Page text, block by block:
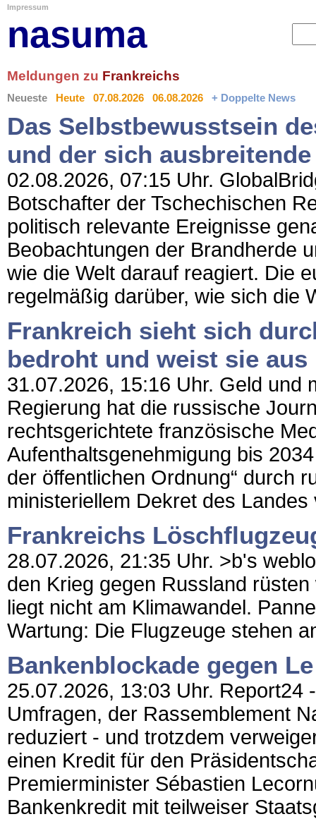
Impressum
nasuma
Meldungen zu Frankreichs
Neueste Heute 07.08.2026 06.08.2026 + Doppelte News
Das Selbstbewusstsein
und der sich
02.08.2026, 07:15 Uhr.
Botschafter der Tschechischen
politisch relevante Ereignisse
Beobachtungen der Brandherde
wie die Welt darauf reagiert. Die
regelmäßig darüber, wie sich die
Frankreich sieht sich
bedroht und weist sie aus
31.07.2026, 15:16 Uhr. Geld und
Regierung hat die russische
rechtsgerichtete französische
Aufenthaltsgenehmigung bis
der öffentlichen Ordnung“ durch
ministeriellem Dekret des Landes
Frankreichs
28.07.2026, 21:35 Uhr. >b's
den Krieg gegen Russland
liegt nicht am Klimawandel.
Wartung: Die Flugzeuge stehen
Bankenblockade gegen
25.07.2026, 13:03 Uhr. Report24
Umfragen, der Rassemblement
reduziert - und trotzdem
einen Kredit für den
Premierminister Sébastien
Bankenkredit mit teilweiser